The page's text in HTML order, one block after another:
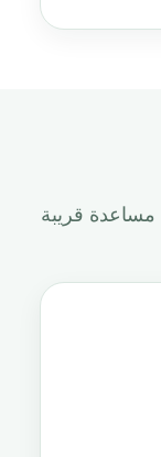
مساعدة قريبة